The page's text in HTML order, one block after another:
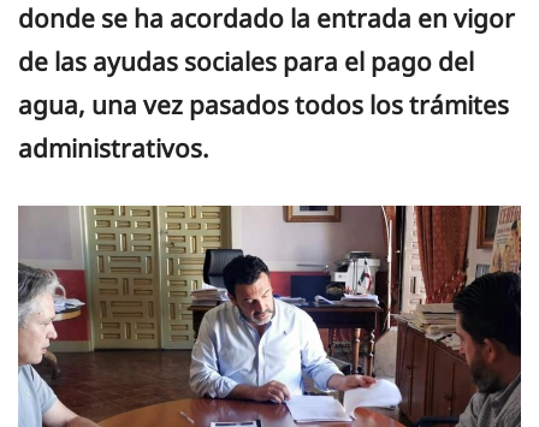
donde se ha acordado la entrada en vigor
de las ayudas sociales para el pago del
agua, una vez pasados todos los trámites
administrativos.